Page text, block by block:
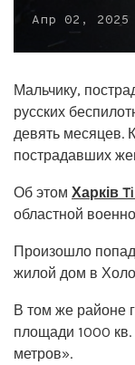
Апр 02, 2025
Мальчику,
русских
девять месяцев.
пострадавших
Об этом Харків
областной
Произошло
жилой дом в
В том же районе
площади 1000
метров».